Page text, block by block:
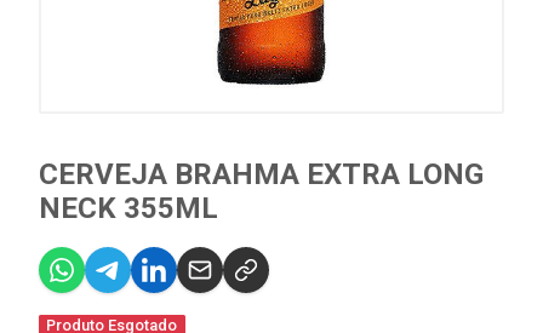
CERVEJA BRAHMA EXTRA LONG
NECK 355ML
Produto Esgotado